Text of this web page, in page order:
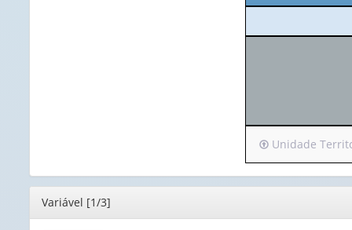
Irá
para
o
cabeçalho
apenas
Unidade
Editor
Variável [1/3]